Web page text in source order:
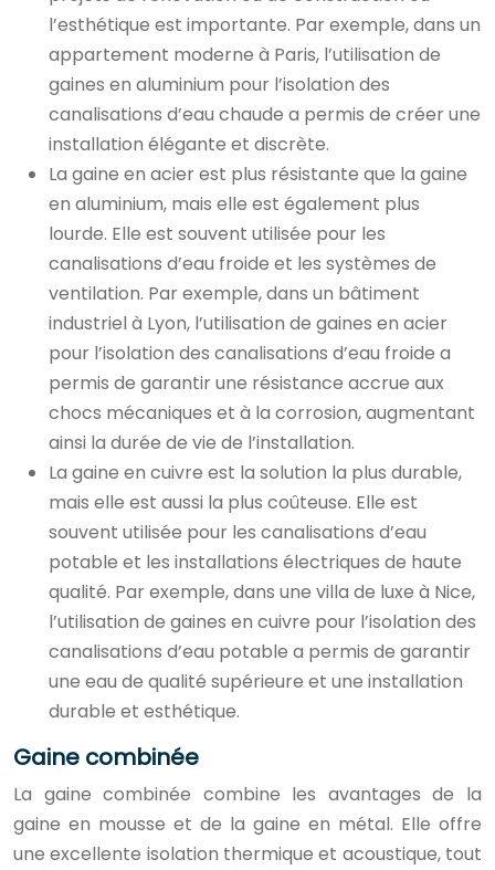
l’esthétique est importante. Par exemple, dans un
appartement moderne à Paris, l’utilisation de
gaines en aluminium pour l’isolation des
canalisations d’eau chaude a permis de créer une
installation élégante et discrète.
La gaine en acier est plus résistante que la gaine
en aluminium, mais elle est également plus
lourde. Elle est souvent utilisée pour les
canalisations d’eau froide et les systèmes de
ventilation. Par exemple, dans un bâtiment
industriel à Lyon, l’utilisation de gaines en acier
pour l’isolation des canalisations d’eau froide a
permis de garantir une résistance accrue aux
chocs mécaniques et à la corrosion, augmentant
ainsi la durée de vie de l’installation.
La gaine en cuivre est la solution la plus durable,
mais elle est aussi la plus coûteuse. Elle est
souvent utilisée pour les canalisations d’eau
potable et les installations électriques de haute
qualité. Par exemple, dans une villa de luxe à Nice,
l’utilisation de gaines en cuivre pour l’isolation des
canalisations d’eau potable a permis de garantir
une eau de qualité supérieure et une installation
durable et esthétique.
Gaine combinée
La gaine combinée combine les avantages de la
gaine en mousse et de la gaine en métal. Elle offre
une excellente isolation thermique et acoustique, tout